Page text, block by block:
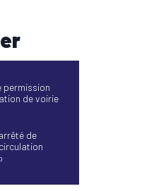
permission
de voirie
de